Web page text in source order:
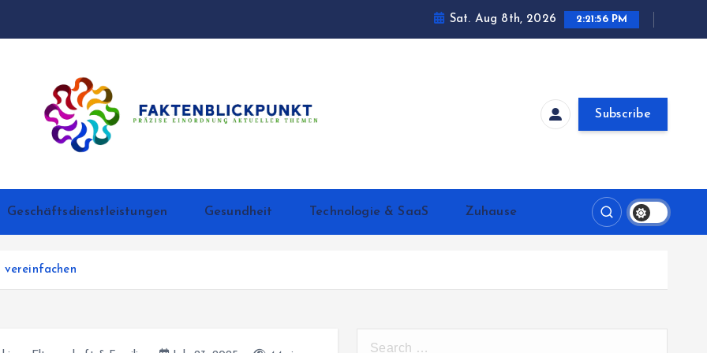
Sat. Aug 8th, 2026 2:21:57 PM
Subscribe
Geschäftsdienstleistungen Gesundheit Technologie & SaaS Zuhause
vereinfachen